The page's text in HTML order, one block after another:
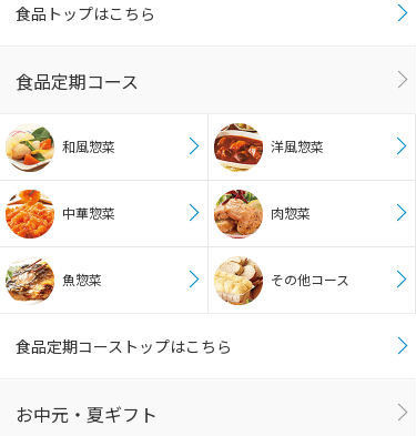
食品トップはこちら
食品定期コース
和風惣菜 洋風惣菜
中華惣菜 肉惣菜
魚惣菜 その他コース
食品定期コーストップはこちら
お中元・夏ギフト